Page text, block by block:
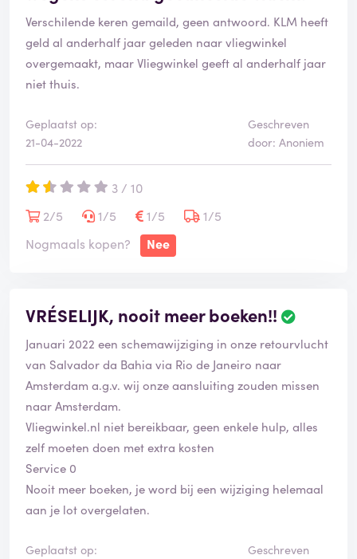
Verschilende keren gemaild, geen antwoord. KLM heeft
geld al anderhalf jaar geleden naar vliegwinkel
overgemaakt, maar Vliegwinkel geeft al anderhalf jaar
niet thuis.
Geplaatst op:
21-04-2022
Geschreven
door: Anoniem
3 / 10
2/5
1/5 1/5
1/5
Nogmaals kopen?
Nee
VRÉSELIJK, nooit meer boeken!!
Januari 2022 een schemawijziging in onze retourvlucht
van Salvador da Bahia via Rio de Janeiro naar
Amsterdam a.g.v. wij onze aansluiting zouden missen
naar Amsterdam.
Vliegwinkel.nl niet bereikbaar, geen enkele hulp, alles
zelf moeten doen met extra kosten
Service 0
Nooit meer boeken, je word bij een wijziging helemaal
aan je lot overgelaten.
Geplaatst op:
Geschreven